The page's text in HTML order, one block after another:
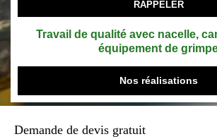
Travail de qualité avec nacelle,
équipement de
Nos réalisations
Demande de devis gratuit